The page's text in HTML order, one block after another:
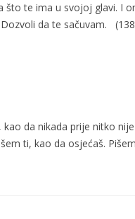
te ima u svojoj glavi. I
da te sačuvam.
da nikada prije nitko
ti, kao da osjećaš.